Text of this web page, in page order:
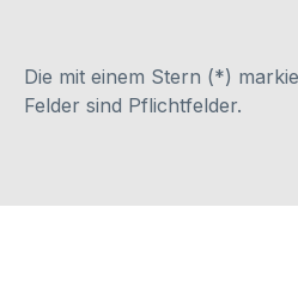
Die mit einem Stern (*)
Felder sind Pflichtfelder.